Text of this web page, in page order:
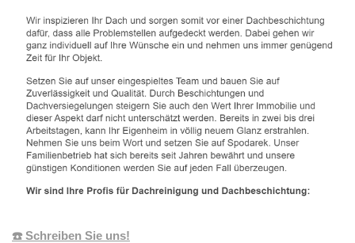
☎️ Schreiben Sie uns!